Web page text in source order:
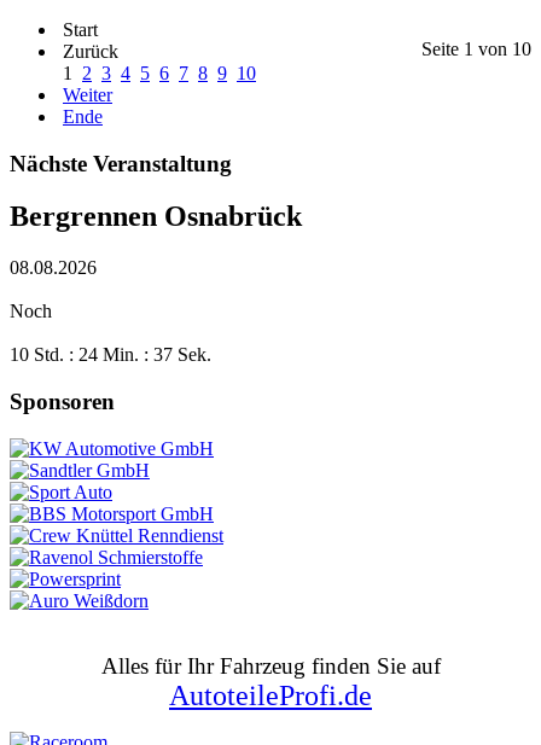
Seite 1 von 10
Start
Zurück
1
2 3 4 5 6 7 8 9 10
Weiter
Ende
Nächste Veranstaltung
Bergrennen Osnabrück
08.08.2026
Noch
10 Std. : 24 Min. : 36 Sek.
Sponsoren
Alles für Ihr Fahrzeug finden Sie auf
AutoteileProfi.de